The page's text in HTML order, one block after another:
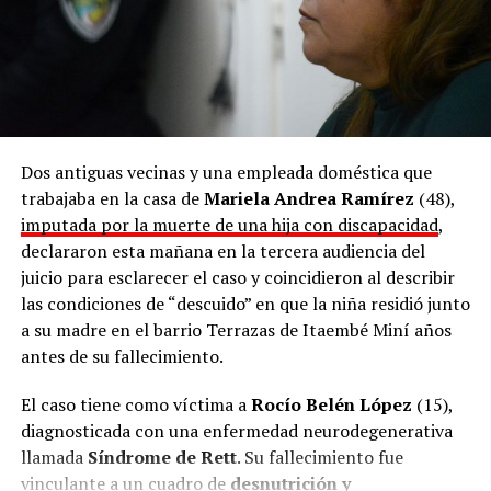
Dos antiguas vecinas y una empleada doméstica que
trabajaba en la casa deMariela Andrea Ramírez (48),
imputada por la muerte de una hija con discapacidad,
declararon esta mañana en la tercera audiencia del
juicio para esclarecer el caso y coincidieron al describir
las condiciones de “descuido” en que la niña residió junto
a su madre en el barrio Terrazas de Itaembé Miní años
antes de su fallecimiento.
El caso tiene como víctima aRocío Belén López (15),
diagnosticada con una enfermedad neurodegenerativa
llamada Síndrome de Rett. Su fallecimiento fue
vinculante a un cuadro de desnutrición y